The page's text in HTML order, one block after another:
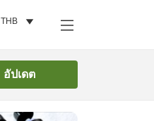
THB
อัปเดต
ค้นหาห้องพัก